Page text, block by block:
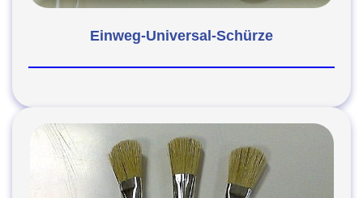
Einweg-Universal-Schürze